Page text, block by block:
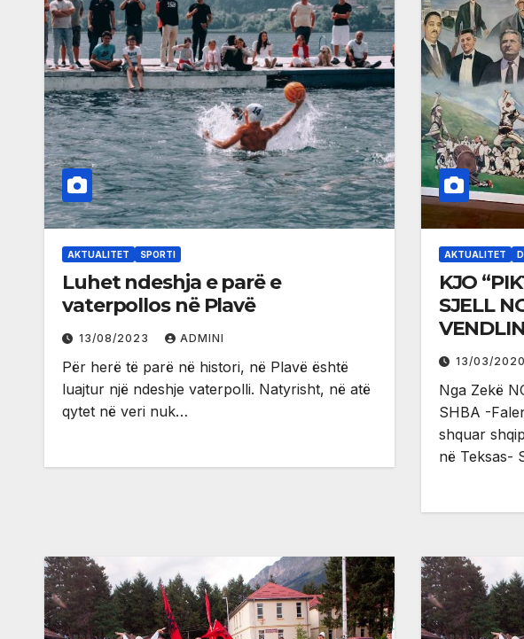
AKTUALITET SPORTI
Luhet ndeshja e parë e
vaterpollos në Plavë
13/08/2023 ADMINI
Për herë të parë në histori, në Plavë është
luajtur një ndeshje vaterpolli. Natyrisht, në atë
qytet në veri nuk…
AKTUALITET
KJO
SJELL
13/03/2020
Nga Zekë
SHBA -
shquar
në Teksas-